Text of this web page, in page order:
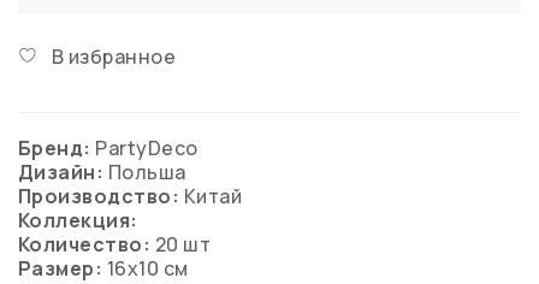
В избранное
Бренд: PartyDeco
Дизайн: Польша
Производство: Китай
Коллекция:
Количество: 20 шт
Размер: 16x10 см